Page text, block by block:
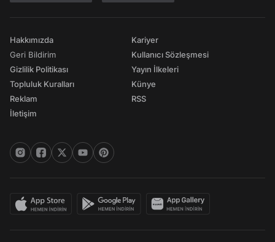
Hakkımızda
Geri Bildirim
Gizlilik Politikası
Topluluk Kuralları
Reklam
İletişim
Kariyer
Kullanıcı Sözleşmesi
Yayın İlkeleri
Künye
RSS